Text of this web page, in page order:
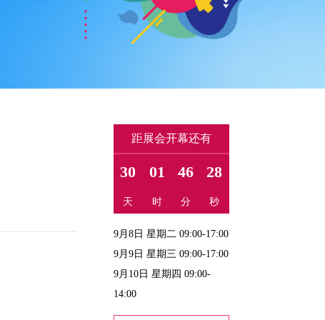
距展会开幕还有
30 01 46 28
天 时 分 秒
9月8日 星期二 09:00-17:00
9月9日 星期三 09:00-17:00
9月10日 星期四 09:00-
14:00